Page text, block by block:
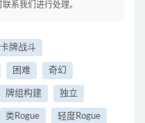
系我们进行处理。
卡牌战斗
困难 奇幻
牌组构建 独立
类Rogue 轻度Rogue